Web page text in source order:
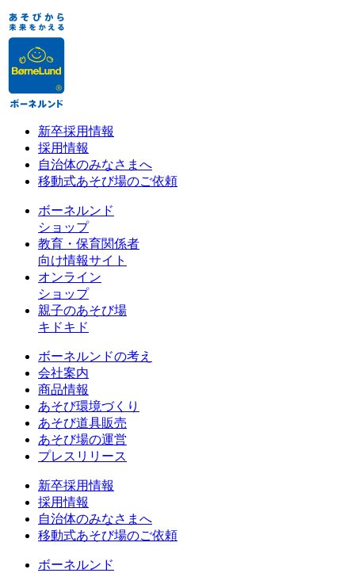
新卒採用情報
採用情報
自治体のみなさまへ
移動式あそび場のご依頼
ボーネルンド
ショップ
教育・保育関係者
向け情報サイト
オンライン
ショップ
親子のあそび場
キドキド
ボーネルンドの考え
会社案内
商品情報
あそび環境づくり
あそび道具販売
あそび場の運営
プレスリリース
新卒採用情報
採用情報
自治体のみなさまへ
移動式あそび場のご依頼
ボーネルンド